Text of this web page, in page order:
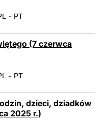
- PT
(7 czerwca
- PT
dzieci, dziadków
2025 r.)